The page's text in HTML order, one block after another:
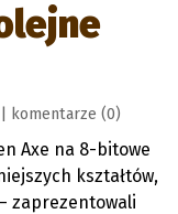
komentarze (0)
Axe na 8-bitowe
kształtów,
zaprezentowali